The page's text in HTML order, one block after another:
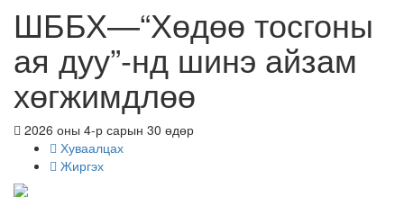
ШББХ—“Хөдөө тосгоны
ая дуу”-нд шинэ айзам
хөгжимдлөө
2026 оны 4-р сарын 30 өдөр
Хуваалцах
Жиргэх